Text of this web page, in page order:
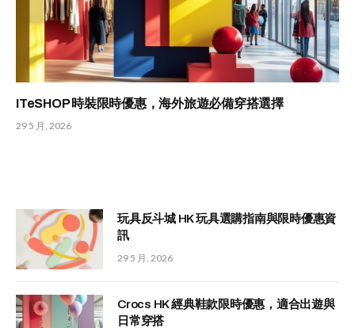
ITeSHOP 時裝限時優惠，海外旅遊必備穿搭選擇
29 5 月, 2026
玩具反斗城 HK 玩具選購指南與限時優惠資
訊
29 5 月, 2026
Crocs HK 經典鞋款限時優惠，適合出遊與
日常穿搭